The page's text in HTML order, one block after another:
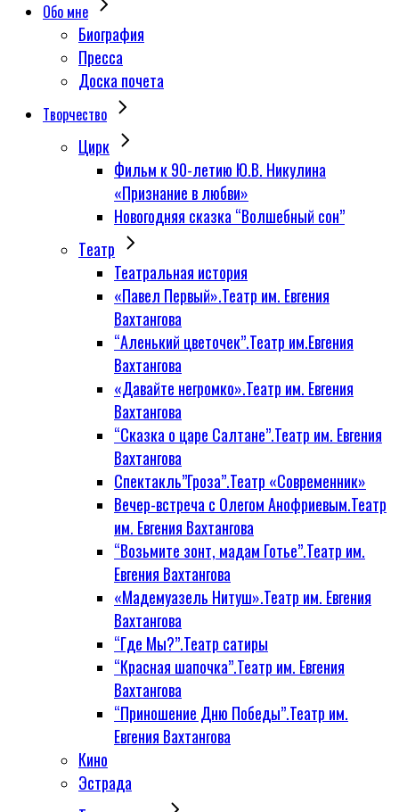
Обо мне
Биография
Пресса
Доска почета
Творчество
Цирк
Фильм к 90-летию Ю.В. Никулина
«Признание в любви»
Новогодняя сказка “Волшебный сон”
Tеатр
Театральная история
«Павел Первый».Театр им. Евгения
Вахтангова
“Аленький цветочек”.Театр им.Евгения
Вахтангова
«Давайте негромко».Театр им. Евгения
Вахтангова
“Сказка о царе Салтане”.Театр им. Евгения
Вахтангова
Спектакль”Гроза”.Театр «Современник»
Вечер-встреча с Олегом Анофриевым.Театр
им. Евгения Вахтангова
“Возьмите зонт, мадам Готье”.Театр им.
Евгения Вахтангова
«Мадемуазель Нитуш».Театр им. Евгения
Вахтангова
“Где Мы?”.Театр сатиры
“Красная шапочка”.Театр им. Евгения
Вахтангова
“Приношение Дню Победы”.Театр им.
Евгения Вахтангова
Кино
Эстрада